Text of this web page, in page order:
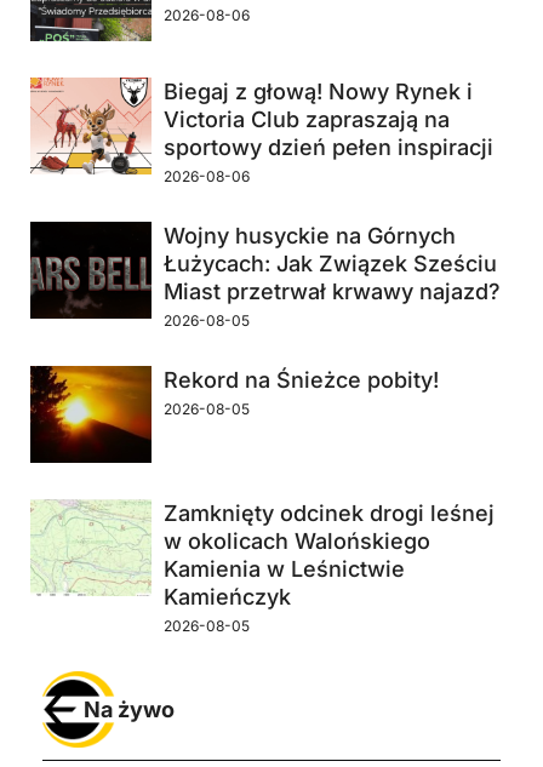
2026-08-06
Biegaj z głową! Nowy Rynek i
Victoria Club zapraszają na
sportowy dzień pełen inspiracji
2026-08-06
Wojny husyckie na Górnych
Łużycach: Jak Związek Sześciu
Miast przetrwał krwawy najazd?
2026-08-05
Rekord na Śnieżce pobity!
2026-08-05
Zamknięty odcinek drogi leśnej
w okolicach Walońskiego
Kamienia w Leśnictwie
Kamieńczyk
2026-08-05
Na żywo